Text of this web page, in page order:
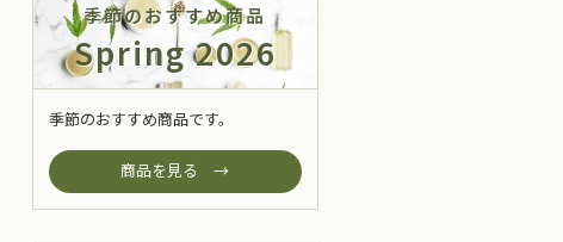
季節のおすすめ商品
Spring 2026
季節のおすすめ商品です。
商品を見る →